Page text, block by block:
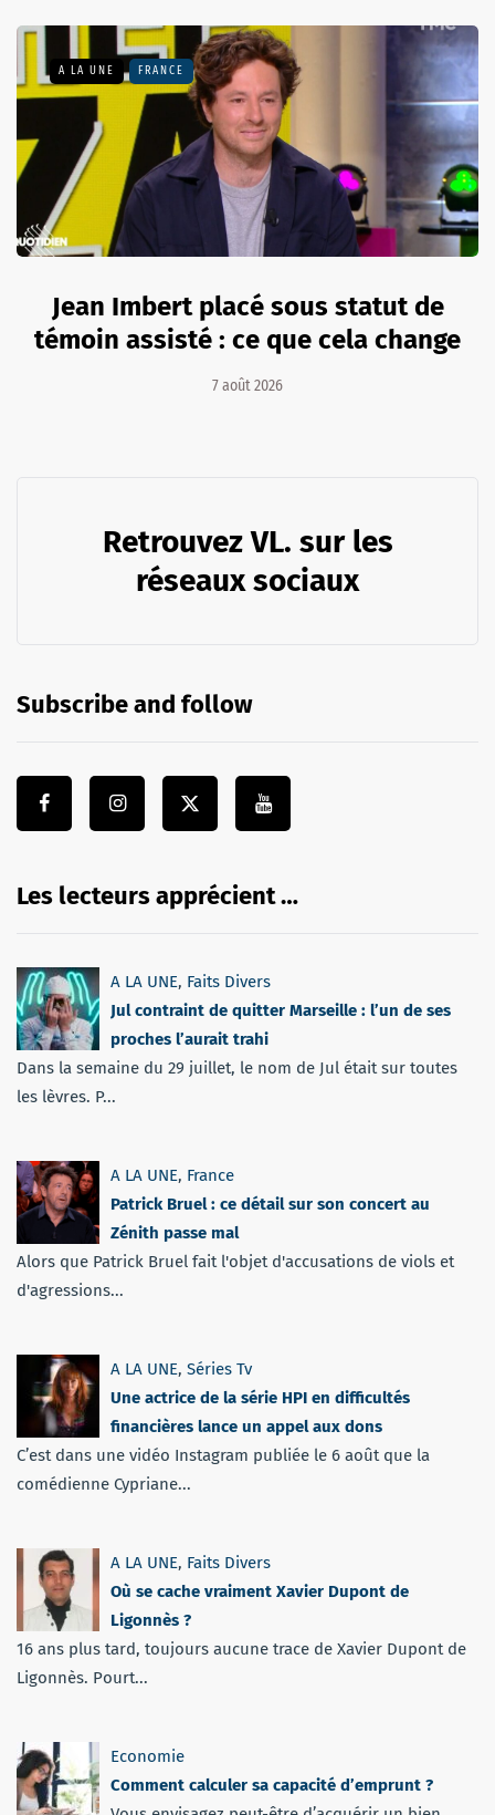
A LA UNE FRANCE
Jean Imbert placé sous statut de
témoin assisté : ce que cela change
7 août 2026
Retrouvez VL. sur les
réseaux sociaux
Subscribe and follow
Les lecteurs apprécient …
A LA UNE, Faits Divers
Jul contraint de quitter Marseille : l’un de ses
proches l’aurait trahi
Dans la semaine du 29 juillet, le nom de Jul était sur toutes
les lèvres. P...
A LA UNE, France
Patrick Bruel : ce détail sur son concert au
Zénith passe mal
Alors que Patrick Bruel fait l'objet d'accusations de viols et
d'agressions...
A LA UNE, Séries Tv
Une actrice de la série HPI en difficultés
financières lance un appel aux dons
C’est dans une vidéo Instagram publiée le 6 août que la
comédienne Cypriane...
A LA UNE, Faits Divers
Où se cache vraiment Xavier Dupont de
Ligonnès ?
16 ans plus tard, toujours aucune trace de Xavier Dupont de
Ligonnès. Pourt...
Economie
Comment calculer sa capacité d’emprunt ?